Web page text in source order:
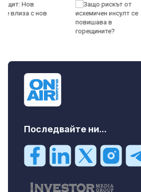
Защо рискът от
повишава в
Последвайте ни...